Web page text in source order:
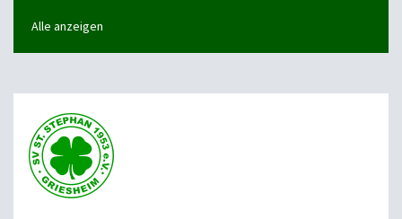
Alle anzeigen